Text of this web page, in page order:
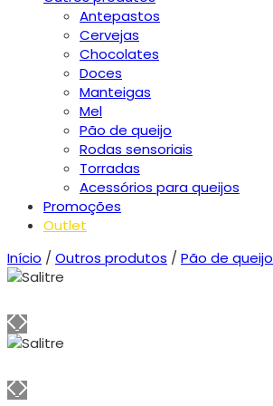
Antepastos
Cervejas
Chocolates
Doces
Manteigas
Mel
Pão de queijo
Rodas sensoriais
Torradas
Acessórios para queijos
Promoções
Outlet
Início /Outros produtos /Pão de queijo